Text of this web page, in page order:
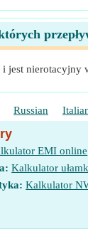
nierotacyjny
Russian
EMI online
Kalkulator
Kalkulator